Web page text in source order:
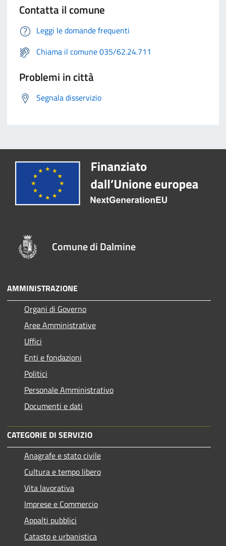
Contatta il comune
Leggi le domande frequenti
Chiama il comune 035/62.24.711
Problemi in città
Segnala disservizio
Comune di Dalmine
AMMINISTRAZIONE
Organi di Governo
Aree Amministrative
Uffici
Enti e fondazioni
Politici
Personale Amministrativo
Documenti e dati
CATEGORIE DI SERVIZIO
Anagrafe e stato civile
Cultura e tempo libero
Vita lavorativa
Imprese e Commercio
Appalti pubblici
Catasto e urbanistica